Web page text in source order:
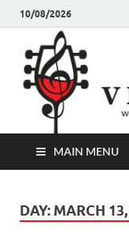
10/08/2026
MAIN MENU
DAY: MARCH